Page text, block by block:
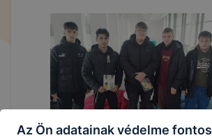
Az Ön adatainak védelme fontos